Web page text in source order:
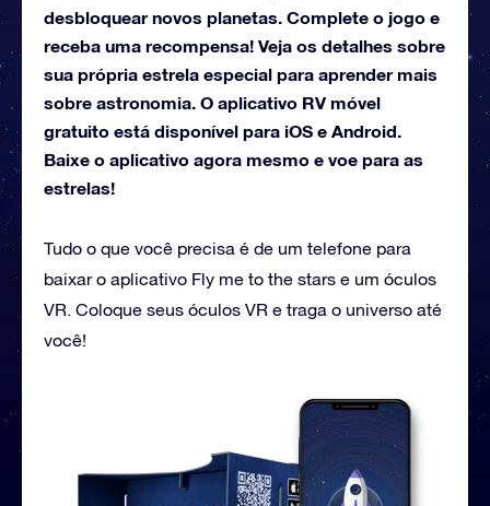
desbloquear novos planetas. Complete o jogo e
receba uma recompensa! Veja os detalhes sobre
sua própria estrela especial para aprender mais
sobre astronomia. O aplicativo RV móvel
gratuito está disponível para iOS e Android.
Baixe o aplicativo agora mesmo e voe para as
estrelas!
Tudo o que você precisa é de um telefone para
baixar o aplicativo Fly me to the stars e um óculos
VR. Coloque seus óculos VR e traga o universo até
você!